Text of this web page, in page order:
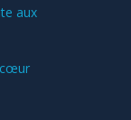
aux
cœur